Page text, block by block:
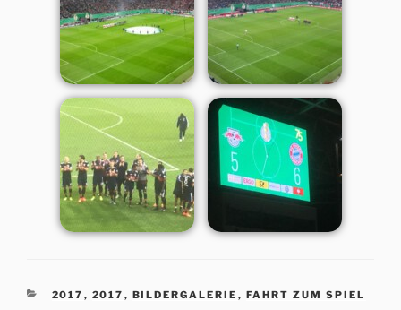
KATEGORIEN
2017 , 2017 , BILDERGALERIE , FAHRT ZUM SPIEL